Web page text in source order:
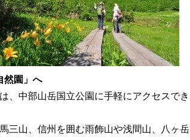
然園」へ
、中部山岳国立公園に手軽にアクセスでき
三山、信州を囲む雨飾山や浅間山、八ヶ岳